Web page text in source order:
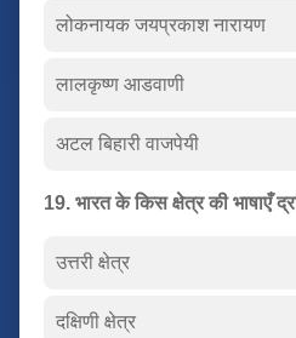
लोकनायक जयप्रकाश नारायण
लालकृष्ण आडवाणी
अटल बिहारी वाजपेयी
19. भारत के किस क्षेत्र की भाषाएँ
उत्तरी क्षेत्र
दक्षिणी क्षेत्र